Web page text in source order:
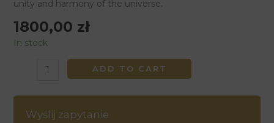
unity and harmony of the universe.
1800,00 zł
In stock
ADD TO CART
Wyślij zapytanie